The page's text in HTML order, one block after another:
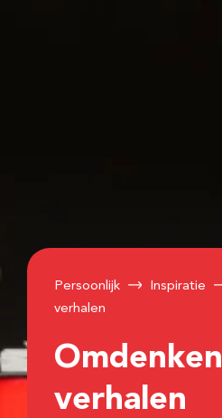
Persoonlijk Inspiratie
verhalen
Omdenken
verhalen